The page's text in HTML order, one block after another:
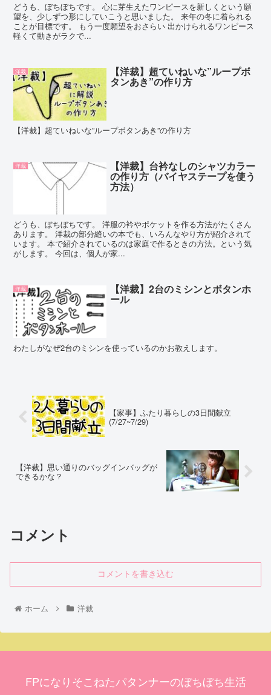
どうも、ぼちぼちです。 心に芽生えたワンピースを新しくという願
望を、少しずつ形にしていこうと思いました。 来年の冬に着られる
ことが目標です。 もう一度願望をおさらい 出かけられるワンピース
軽くて動きがラクで...
洋裁 【洋裁】超ていねいな”ループボ
タンあき”の作り方
【洋裁】超ていねいな”ループボタンあき”の作り方
洋裁 【洋裁】台衿なしのシャツカラー
の作り方（バイヤステープを使う
方法）
どうも、ぼちぼちです。 洋服の衿やポケットを作る方法がたくさん
あります。 洋裁の部分縫いの本でも、いろんなやり方が紹介されて
います。 本で紹介されているのは家庭で作るときの方法。という気
がします。 今回は、個人が家...
洋裁 【洋裁】2台のミシンとボタンホ
ール
わたしがなぜ2台のミシンを使っているのかお教えします。
【家事】ふたり暮らしの3日間献立
(7/27~7/29)
【洋裁】思い通りのバッグインバッグが
できるかな？
コメント
コメントを書き込む
ホーム 洋裁
FPになりそこねたパタンナーのぼちぼち生活